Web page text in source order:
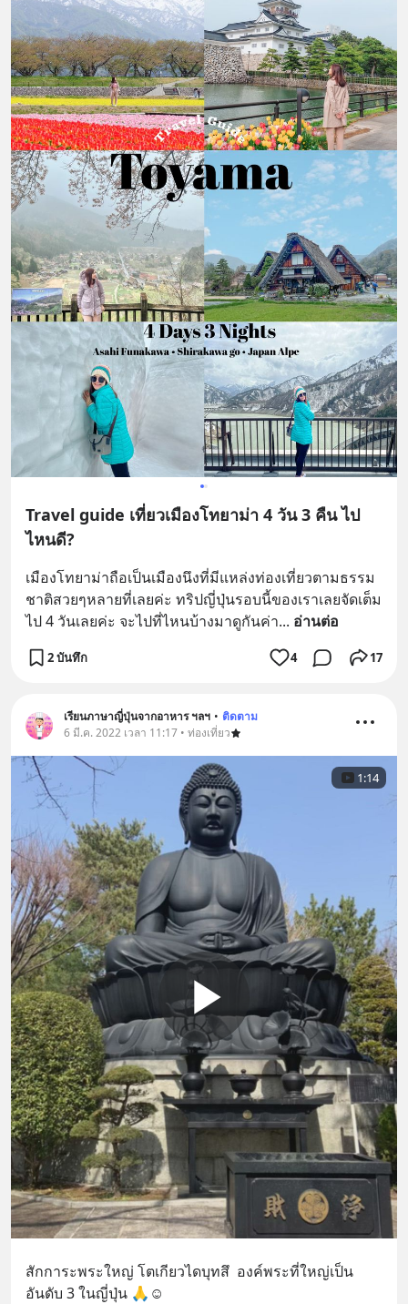
Travel guide เที่ยวเมืองโทยาม่า 4 วัน 3 คืน ไป
ไหนดี?
เมืองโทยาม่าถือเป็นเมืองนึงที่มีแหล่งท่องเที่ยวตามธรรม
ชาติสวยๆหลายที่เลยค่ะ ทริปญี่ปุ่นรอบนี้ของเราเลยจัดเต็ม
ไป 4 วันเลยค่ะ จะไปที่ไหนบ้างมาดูกันค่า... อ่านต่อ
2 บันทึก 4 17
เรียนภาษาญี่ปุ่นจากอาหาร ฯลฯ • ติดตาม
6 มี.ค. 2022 เวลา 11:17 • ท่องเที่ยว
1:14
สักการะพระใหญ่ โตเกียวไดบุทสึ  องค์พระที่ใหญ่เป็น
อันดับ 3 ในญี่ปุ่น 🙏☺️